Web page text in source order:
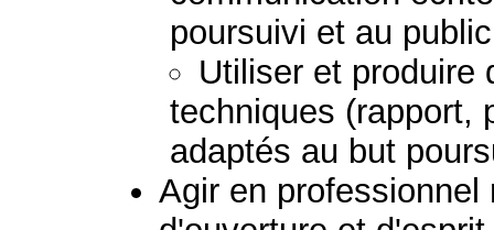
poursuivi et au
Utiliser et produire
techniques (rapport,
adaptés au but
Agir en